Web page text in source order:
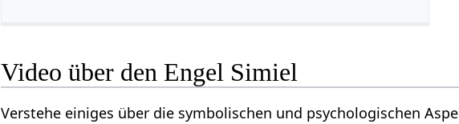
Video über den Engel Simiel
Verstehe einiges über die symbolischen und psychologischen